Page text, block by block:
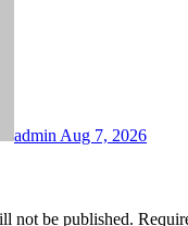
admin Aug 7, 2026
not be published.